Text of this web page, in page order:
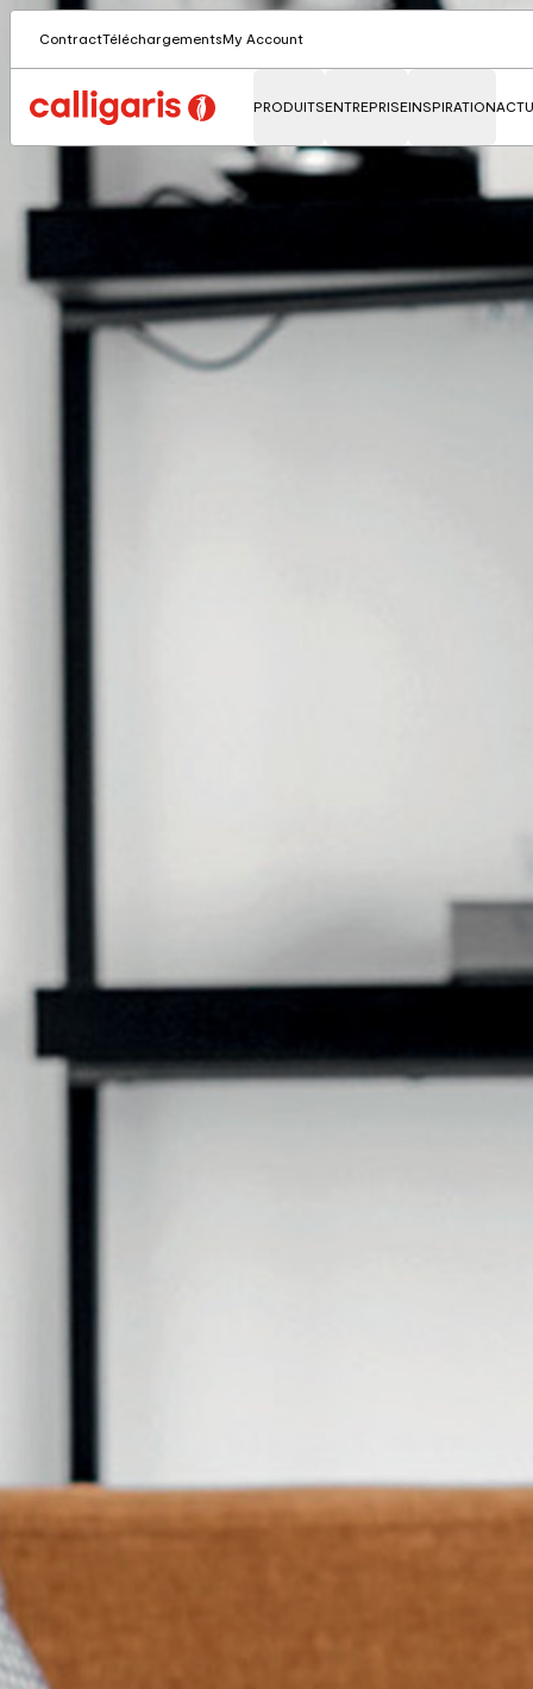
ContractTéléchargementsMy Account
PRODUITSENTREPRISEINSPIRATION